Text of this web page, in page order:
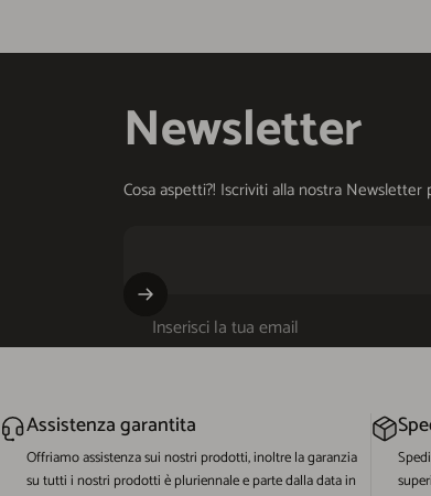
Newsletter
Cosa aspetti?! Iscriviti alla nostra
Inserisci la tua email
Assistenza garantita
Offriamo assistenza sui nostri prodotti, inoltre la garanzia
su tutti i nostri prodotti è pluriennale e parte dalla data in